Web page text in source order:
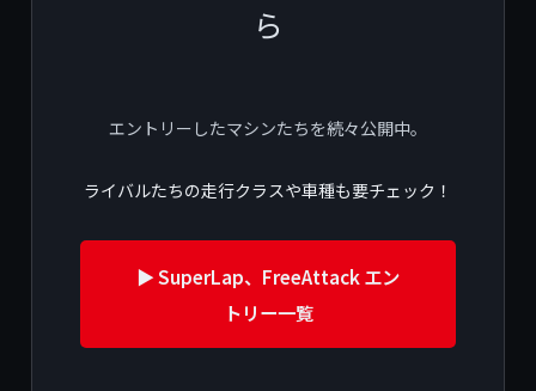
ら
エントリーしたマシンたちを続々公開中。
ライバルたちの走行クラスや車種も要チェック！
▶️ SuperLap、FreeAttack エン
トリー一覧